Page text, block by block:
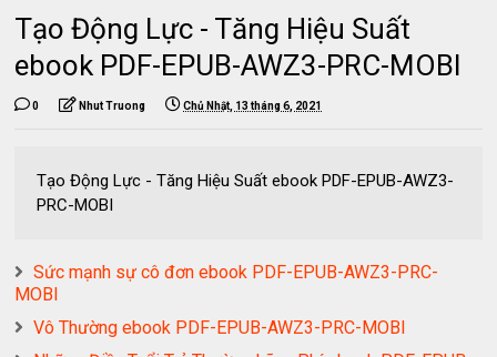
Tạo Động Lực - Tăng Hiệu Suất
ebook PDF-EPUB-AWZ3-PRC-MOBI
0 Nhut Truong Chủ Nhật, 13 tháng 6, 2021
Tạo Động Lực - Tăng Hiệu Suất ebook PDF-EPUB-AWZ3-
PRC-MOBI
Sức mạnh sự cô đơn ebook PDF-EPUB-AWZ3-PRC-
MOBI
Vô Thường ebook PDF-EPUB-AWZ3-PRC-MOBI